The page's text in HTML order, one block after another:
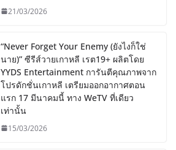
21/03/2026
“Never Forget Your Enemy (ยังไงก็ใช่
นาย)” ซีรีส์วายเกาหลี เรต19+ ผลิตโดย
YYDS Entertainment การันตีคุณภาพจาก
โปรดักชั่นเกาหลี เตรียมออกอากาศตอน
แรก 17 มีนาคมนี้ ทาง WeTV ที่เดียว
เท่านั้น
15/03/2026